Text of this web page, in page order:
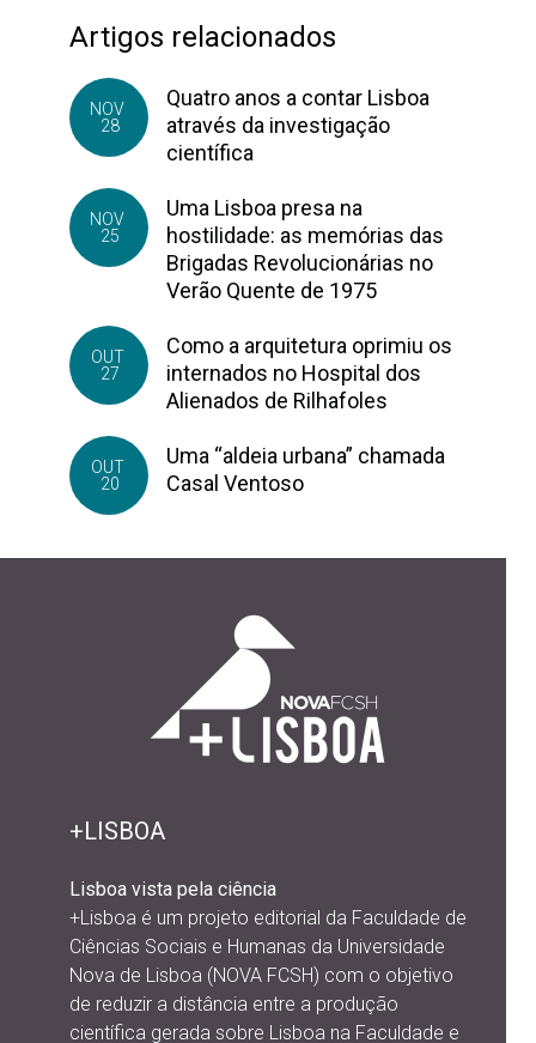
Artigos relacionados
NOV
28
Quatro anos a contar Lisboa
através da investigação
científica
NOV
25
Uma Lisboa presa na
hostilidade: as memórias das
Brigadas Revolucionárias no
Verão Quente de 1975
OUT
27
Como a arquitetura oprimiu os
internados no Hospital dos
Alienados de Rilhafoles
OUT
20
Uma “aldeia urbana” chamada
Casal Ventoso
+LISBOA
Lisboa vista pela ciência
+Lisboa é um projeto editorial da Faculdade de
Ciências Sociais e Humanas da Universidade
Nova de Lisboa (NOVA FCSH) com o objetivo
de reduzir a distância entre a produção
científica gerada sobre Lisboa na Faculdade e